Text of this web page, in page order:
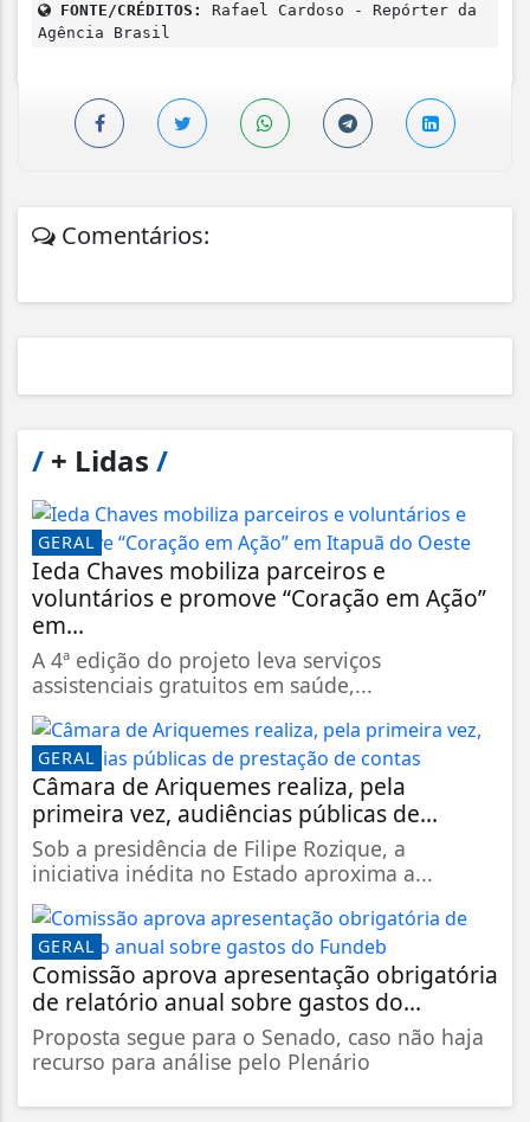
FONTE/CRÉDITOS:
Rafael Cardoso - Repórter da
Agência Brasil
Comentários:
/ + Lidas /
GERAL
Ieda Chaves mobiliza parceiros e
voluntários e promove “Coração em Ação”
em...
A 4ª edição do projeto leva serviços
assistenciais gratuitos em saúde,...
GERAL
Câmara de Ariquemes realiza, pela
primeira vez, audiências públicas de...
Sob a presidência de Filipe Rozique, a
iniciativa inédita no Estado aproxima a...
GERAL
Comissão aprova apresentação obrigatória
de relatório anual sobre gastos do...
Proposta segue para o Senado, caso não haja
recurso para análise pelo Plenário